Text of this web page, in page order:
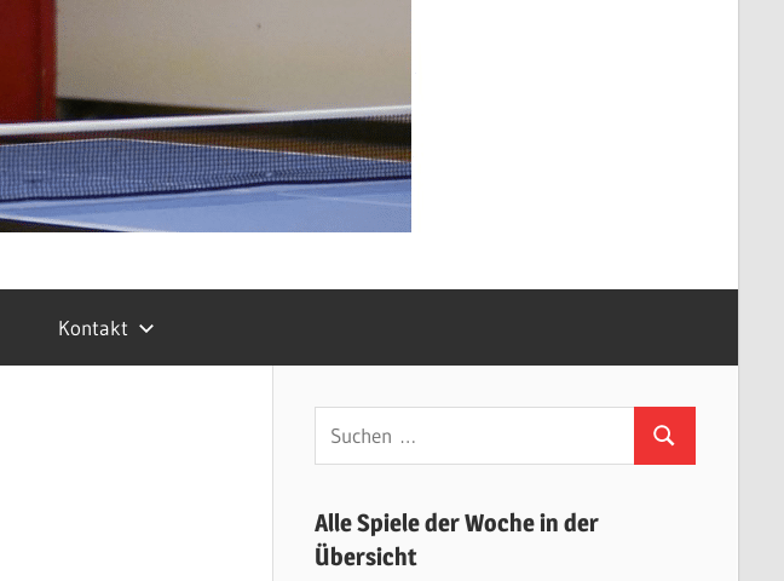
Kontakt
Suchen
nach:
Suchen
Alle Spiele der Woche in der
Übersicht